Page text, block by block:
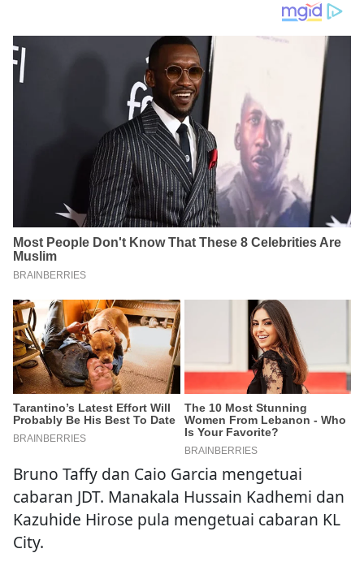
Bruno Taffy dan Caio Garcia mengetuai
cabaran JDT. Manakala Hussain Kadhemi dan
Kazuhide Hirose pula mengetuai cabaran KL
City.